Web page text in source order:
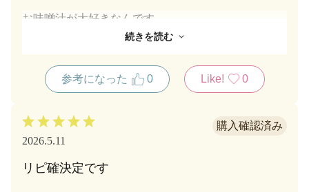
お味噌汁が大好きなんです。
でもね、独居老人にとっては一度作ったら飲み切れず
そんな時にはこの一袋がとっても助かるんですよね！
続きを読む
参考になった 0 Like! 0
2026.5.11
リピ確決定です